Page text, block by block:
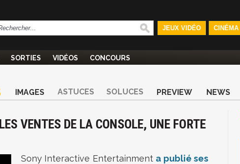
JEUX VIDÉO CINÉMA
SORTIES VIDÉOS CONCOURS
IMAGES ASTUCES SOLUCES PREVIEW NEWS
VENTES DE LA CONSOLE, UNE FORTE
Sony Interactive Entertainment a publié ses